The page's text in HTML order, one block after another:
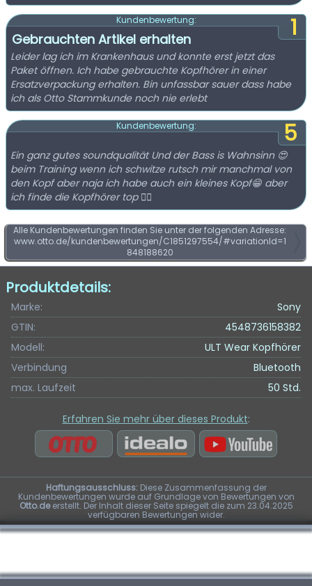
1
Kundenbewertung:
Gebrauchten Artikel erhalten
Leider lag ich im Krankenhaus und konnte erst jetzt das
Paket öffnen. Ich habe gebrauchte Kopfhörer in einer
Ersatzverpackung erhalten. Bin unfassbar sauer dass habe
ich als Otto Stammkunde noch nie erlebt
5
Kundenbewertung:
Ein ganz gutes soundqualität Und der Bass is Wahnsinn 😍
beim Training wenn ich schwitze rutsch mir manchmal von
den Kopf aber naja ich habe auch ein kleines Kopf😁 aber
ich finde die Kopfhörer top 👌🏻
Alle Kundenbewertungen finden Sie unter der folgenden Adresse:
www.otto.de/kundenbewertungen/C1851297554/#variationId=1
848188620
Produktdetails:
Marke:
Sony
GTIN:
4548736158382
Modell:
ULT Wear Kopfhörer
Verbindung
Bluetooth
max. Laufzeit
50 Std.
Erfahren Sie mehr über dieses Produkt:
Haftungsausschluss:Diese Zusammenfassung der
Kundenbewertungen wurde auf Grundlage von Bewertungen von
Otto.deerstellt. Der Inhalt dieser Seite spiegelt die zum 23.04.2025
verfügbaren Bewertungen wider.